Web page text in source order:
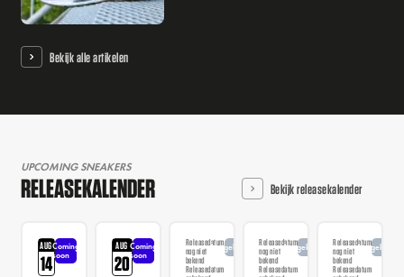
Bekijk alle artikelen
UPCOMING SNEAKERS
RELEASEKALENDER Bekijk releasekalender
AUG
14
Coming
soon
AUG
20
Coming
soon
Releasedatum
nog niet
bekend
Releasedatum
AangekondigdReleasedatum
nog niet
bekend
Releasedatum
AangekondigdReleasedatum
nog niet
bekend
Releasedatum